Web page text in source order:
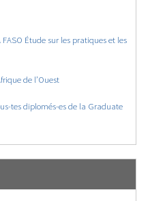
FASO Étude sur les pratiques et les
de l’Ouest
tes diplomés-es de la Graduate